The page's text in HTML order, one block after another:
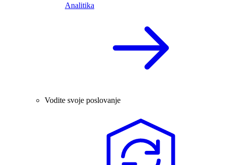
Analitika
Vodite svoje poslovanje